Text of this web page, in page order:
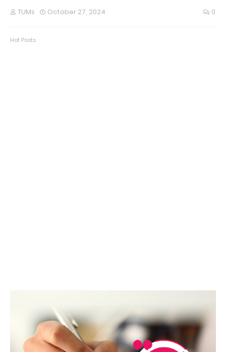
TUMs October 27, 2024 0
Hot Posts